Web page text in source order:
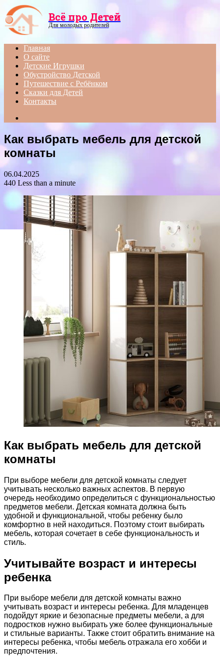
Menu
Всё про Детей
Для молодых родителей
Главная
О сайте
Детские Игрушки
Обустройство Детской
Путешествие с Ребёнком
Сказки для Детей
Контакты
Как выбрать мебель для детской
комнаты
06.04.2025
440 Less than a minute
Как выбрать мебель для детской
комнаты
При выборе мебели для детской комнаты следует
учитывать несколько важных аспектов. В первую
очередь необходимо определиться с функциональностью
предметов мебели. Детская комната должна быть
удобной и функциональной, чтобы ребенку было
комфортно в ней находиться. Поэтому стоит выбирать
мебель, которая сочетает в себе функциональность и
стиль.
Учитывайте возраст и интересы
ребенка
При выборе мебели для детской комнаты важно
учитывать возраст и интересы ребенка. Для младенцев
подойдут яркие и безопасные предметы мебели, а для
подростков нужно выбирать уже более функциональные
и стильные варианты. Также стоит обратить внимание на
интересы ребенка, чтобы мебель отражала его хобби и
предпочтения.